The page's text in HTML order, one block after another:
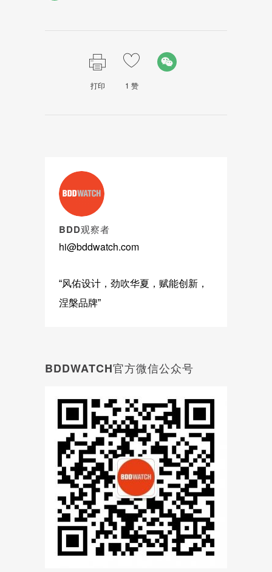
打印 1 赞
BDD观察者
hi@bddwatch.com
“风佑设计，劲吹华夏，赋能创新，
涅槃品牌”
BDDWATCH官方微信公众号